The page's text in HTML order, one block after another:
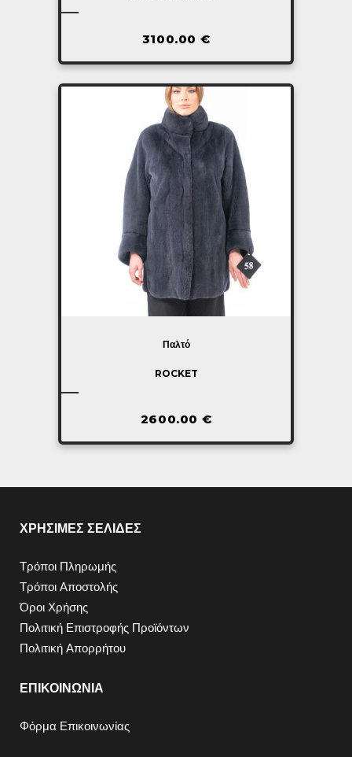
3100.00 €
Παλτό
ROCKET
2600.00 €
ΧΡΗΣΙΜΕΣ ΣΕΛΙΔΕΣ
Τρόποι Πληρωμής
Τρόποι Αποστολής
Όροι Χρήσης
Πολιτική Επιστροφής Προϊόντων
Πολιτική Απορρήτου
ΕΠΙΚΟΙΝΩΝΙΑ
Φόρμα Επικοινωνίας